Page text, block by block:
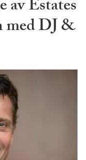
av Estates
med DJ &